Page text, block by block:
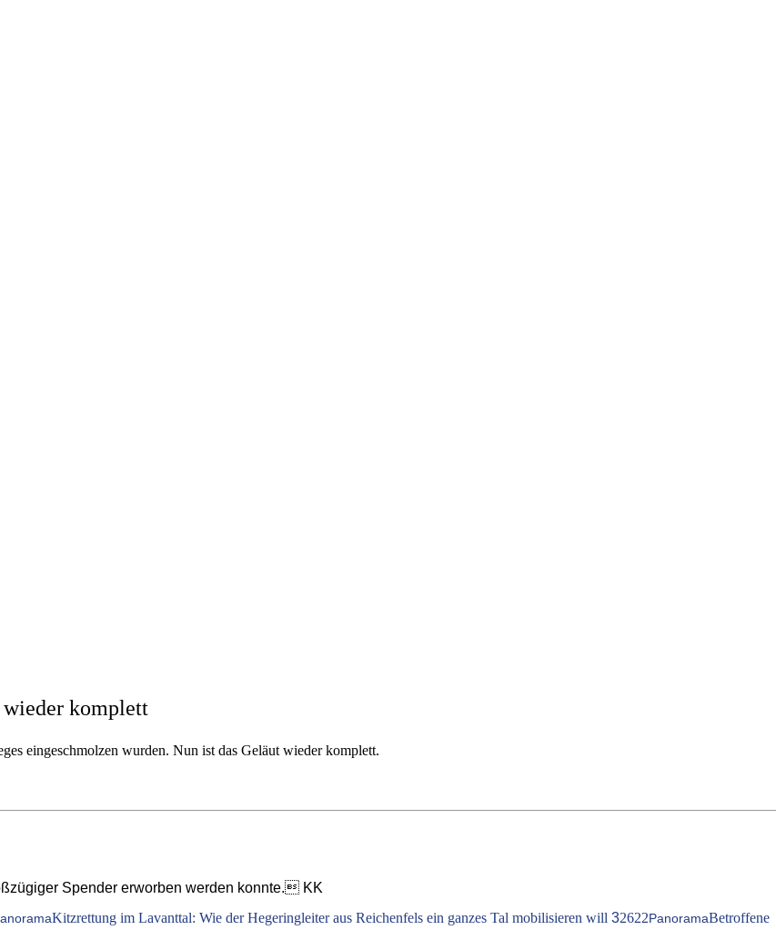
komplett
eingeschmolzen wurden. Nun ist das Geläut wieder komplett.
Spender erworben werden konnte. KK
Kitzrettung im Lavanttal: Wie der Hegeringleiter aus Reichenfels ein ganzes Tal mobilisieren will 32622PanoramaBetroffene